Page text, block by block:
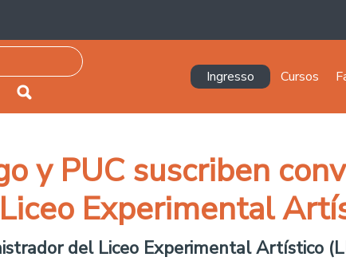
Pesquisar
Navegación principal
Ingresso Cursos
y PUC suscriben
Experimental
del Liceo Experimental Artístico